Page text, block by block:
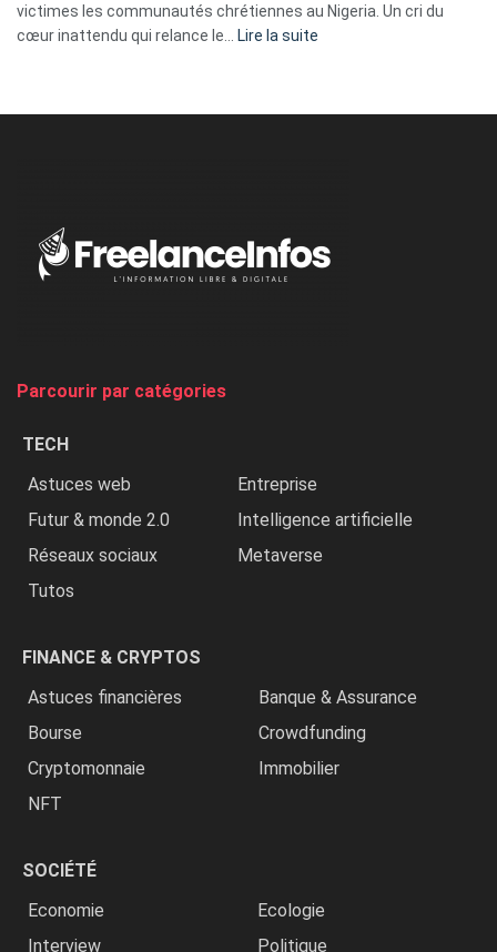
victimes les communautés chrétiennes au Nigeria. Un cri du
cœur inattendu qui relance le…
Lire la suite
Nigeria,
Parcourir par catégories
TECH
Astuces web
Entreprise
Futur & monde 2.0
Intelligence artificielle
Réseaux sociaux
Metaverse
Tutos
FINANCE & CRYPTOS
Astuces financières
Banque & Assurance
Bourse
Crowdfunding
Cryptomonnaie
Immobilier
NFT
SOCIÉTÉ
Economie
Ecologie
Interview
Politique